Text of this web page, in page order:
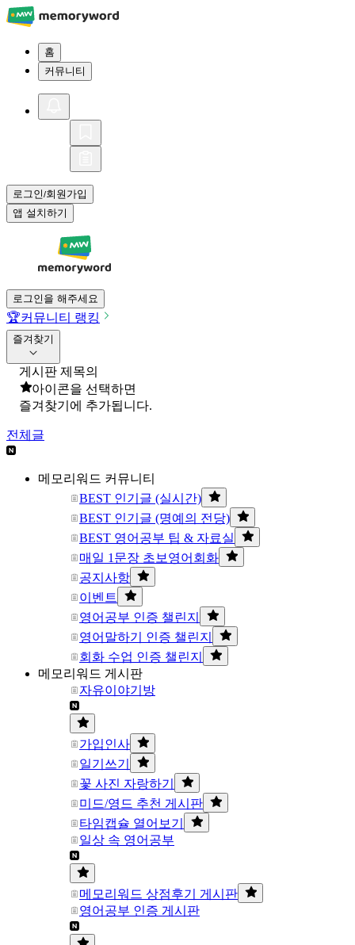
홈
커뮤니티
로그인/회원가입
앱 설치하기
로그인을 해주세요
🏆커뮤니티 랭킹
즐겨찾기
게시판 제목의
아이콘을 선택하면
즐겨찾기에 추가됩니다.
전체글
메모리워드 커뮤니티
BEST 인기글 (실시간)
BEST 인기글 (명예의 전당)
BEST 영어공부 팁 & 자료실
매일 1문장 초보영어회화
공지사항
이벤트
영어공부 인증 챌린지
영어말하기 인증 챌린지
회화 수업 인증 챌린지
메모리워드 게시판
자유이야기방
가입인사
일기쓰기
꽃 사진 자랑하기
미드/영드 추천 게시판
타임캡슐 열어보기
일상 속 영어공부
메모리워드 상점후기 게시판
영어공부 인증 게시판